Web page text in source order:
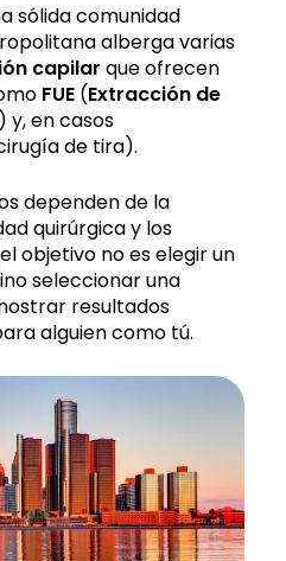
sólida comunidad
alberga varias
capilar que ofrecen
FUE (Extracción de
) y, en casos
de tira).
dependen de la
quirúrgica y los
objetivo no es elegir un
seleccionar una
resultados
alguien como tú.